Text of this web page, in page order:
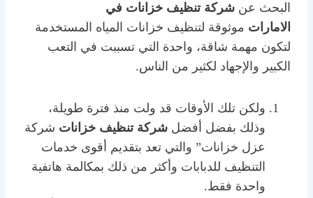
البحث عن شركة تنظيف خزانات في
الامارات موثوقة لتنظيف خزانات المياه المستخدمة
لتكون مهمة شاقة، واحدة التي تسببت في التعب
الكبير والإجهاد لكثير من الناس.
ولكن تلك الأوقات قد ولت منذ فترة طويلة،
وذلك بفضل أفضل شركة تنظيف خزانات شركة
عزل خزانات” والتي تعد بتقديم أقوى خدمات
التنظيف للدبابات وأكثر من ذلك بمكالمة هاتفية
واحدة فقط.